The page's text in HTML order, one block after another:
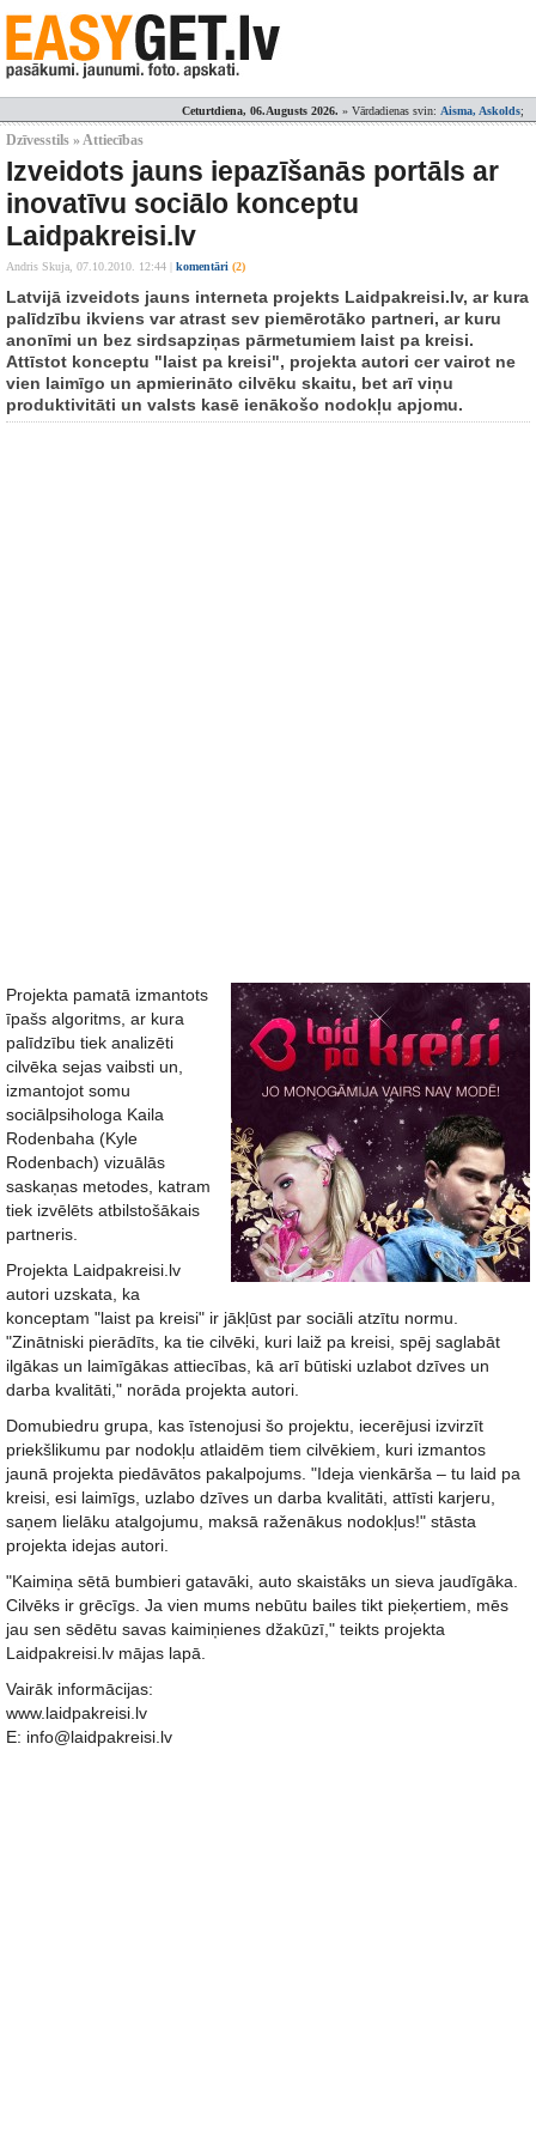
Ceturtdiena, 06.Augusts 2026. » Vārdadienas svin: Aisma, Askolds;
Dzīvesstils » Attiecības
Izveidots jauns iepazīšanās portāls ar
inovatīvu sociālo konceptu
Laidpakreisi.lv
Andris Skuja, 07.10.2010. 12:44 komentāri (2)
Latvijā izveidots jauns interneta projekts Laidpakreisi.lv, ar kura
palīdzību ikviens var atrast sev piemērotāko partneri, ar kuru
anonīmi un bez sirdsapziņas pārmetumiem laist pa kreisi.
Attīstot konceptu "laist pa kreisi", projekta autori cer vairot ne
vien laimīgo un apmierināto cilvēku skaitu, bet arī viņu
produktivitāti un valsts kasē ienākošo nodokļu apjomu.
Projekta pamatā izmantots
īpašs algoritms, ar kura
palīdzību tiek analizēti
cilvēka sejas vaibsti un,
izmantojot somu
sociālpsihologa Kaila
Rodenbaha (Kyle
Rodenbach) vizuālās
saskaņas metodes, katram
tiek izvēlēts atbilstošākais
partneris.
Projekta Laidpakreisi.lv
autori uzskata, ka
konceptam "laist pa kreisi" ir jākļūst par sociāli atzītu normu.
"Zinātniski pierādīts, ka tie cilvēki, kuri laiž pa kreisi, spēj saglabāt
ilgākas un laimīgākas attiecības, kā arī būtiski uzlabot dzīves un
darba kvalitāti," norāda projekta autori.
Domubiedru grupa, kas īstenojusi šo projektu, iecerējusi izvirzīt
priekšlikumu par nodokļu atlaidēm tiem cilvēkiem, kuri izmantos
jaunā projekta piedāvātos pakalpojums. "Ideja vienkārša – tu laid pa
kreisi, esi laimīgs, uzlabo dzīves un darba kvalitāti, attīsti karjeru,
saņem lielāku atalgojumu, maksā raženākus nodokļus!" stāsta
projekta idejas autori.
"Kaimiņa sētā bumbieri gatavāki, auto skaistāks un sieva jaudīgāka.
Cilvēks ir grēcīgs. Ja vien mums nebūtu bailes tikt pieķertiem, mēs
jau sen sēdētu savas kaimiņienes džakūzī," teikts projekta
Laidpakreisi.lv mājas lapā.
Vairāk informācijas:
www.laidpakreisi.lv
E: info@laidpakreisi.lv